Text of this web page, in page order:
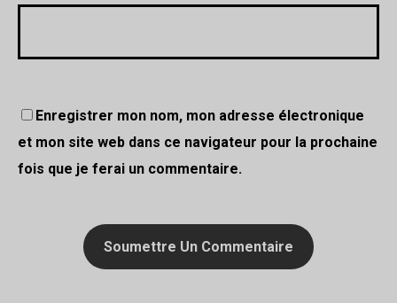
Enregistrer mon nom, mon adresse électronique
et mon site web dans ce navigateur pour la prochaine
fois que je ferai un commentaire.